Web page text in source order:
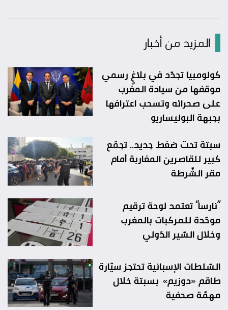
المزيد من أخبار
كولومبيا تجدّد في بلاغٍ رسمي
موقفها من سيادة المغرب
على صحرائه وتسحب اعترافها
بجبهة البوليساريو
سبتة تحت ضغط جديد.. تجمّع
كبير للقاصرين المغاربة أمام
مقر الشّرطة
“نارسا” تعتمد لوحة ترقيم
موحّدة للمركبات بالمغرب
وخلال السّير الدّولي
السّلطات الإسبانية تحتجز سيّارة
طاقم «دوزيم» بسبتة خلال
مهمّة صحفية